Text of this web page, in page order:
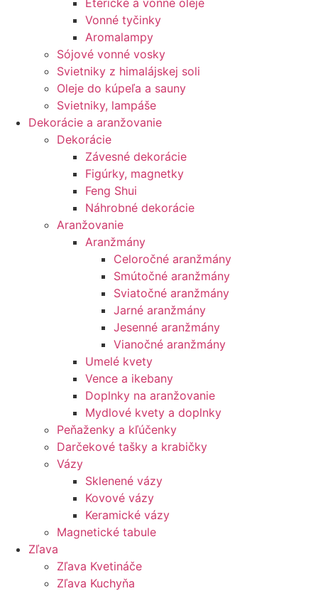
Éterické a vonné oleje
Vonné tyčinky
Aromalampy
Sójové vonné vosky
Svietniky z himalájskej soli
Oleje do kúpeľa a sauny
Svietniky, lampáše
Dekorácie a aranžovanie
Dekorácie
Závesné dekorácie
Figúrky, magnetky
Feng Shui
Náhrobné dekorácie
Aranžovanie
Aranžmány
Celoročné aranžmány
Smútočné aranžmány
Sviatočné aranžmány
Jarné aranžmány
Jesenné aranžmány
Vianočné aranžmány
Umelé kvety
Vence a ikebany
Doplnky na aranžovanie
Mydlové kvety a doplnky
Peňaženky a kľúčenky
Darčekové tašky a krabičky
Vázy
Sklenené vázy
Kovové vázy
Keramické vázy
Magnetické tabule
Zľava
Zľava Kvetináče
Zľava Kuchyňa